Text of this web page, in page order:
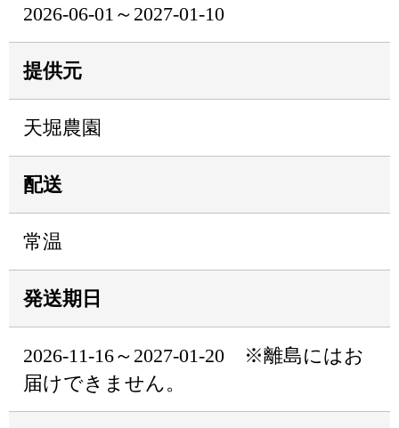
2026-06-01～2027-01-10
提供元
天堀農園
配送
常温
発送期日
2026-11-16～2027-01-20 ※離島にはお
届けできません。